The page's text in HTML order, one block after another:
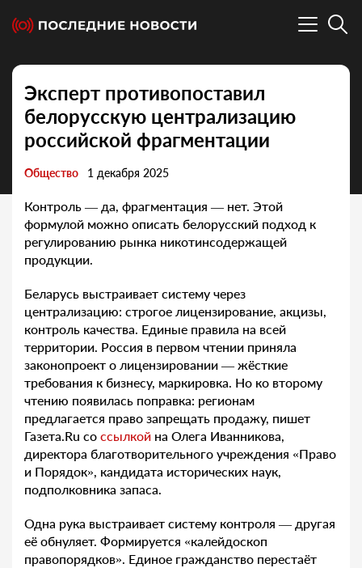
Эксперт противопоставил
белорусскую централизацию
российской фрагментации
Общество 1 декабря 2025
Контроль — да, фрагментация — нет. Этой
формулой можно описать белорусский подход к
регулированию рынка никотинсодержащей
продукции.
Беларусь выстраивает систему через
централизацию: строгое лицензирование, акцизы,
контроль качества. Единые правила на всей
территории. Россия в первом чтении приняла
законопроект о лицензировании — жёсткие
требования к бизнесу, маркировка. Но ко второму
чтению появилась поправка: регионам
предлагается право запрещать продажу, пишет
Газета.Ru со ссылкой на Олега Иванникова,
директора благотворительного учреждения «Право
и Порядок», кандидата исторических наук,
подполковника запаса.
Одна рука выстраивает систему контроля — другая
её обнуляет. Формируется «калейдоскоп
правопорядков». Единое гражданство перестаёт